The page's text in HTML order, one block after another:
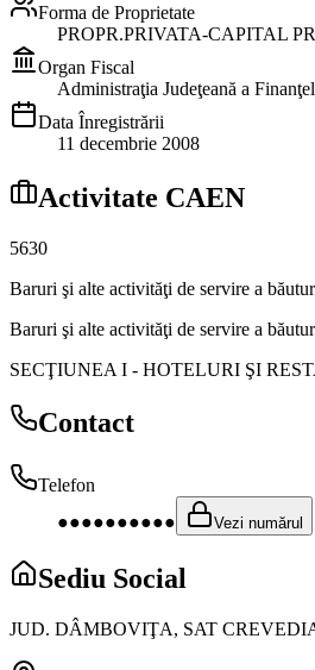
Forma de Proprietate
PROPR.PRIVATA-CAPITAL
Organ Fiscal
Administraţia Judeţeană a
Data Înregistrării
11 decembrie 2008
Activitate CAEN
5630
Baruri şi alte activităţi de servire a
Baruri şi alte activităţi de servire a
SECŢIUNEA I - HOTELURI ŞI
Contact
Telefon
●●●●●●●●●●
Vezi numărul
Sediu Social
JUD. DÂMBOVIŢA, SAT